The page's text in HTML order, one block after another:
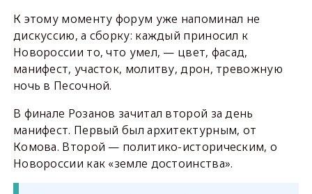
К этому моменту форум уже напоминал не
дискуссию, а сборку: каждый приносил к
Новороссии то, что умел, — цвет, фасад,
манифест, участок, молитву, дрон, тревожную
ночь в Песочной.
В финале Розанов зачитал второй за день
манифест. Первый был архитектурным, от
Комова. Второй — политико-историческим, о
Новороссии как «земле достоинства».